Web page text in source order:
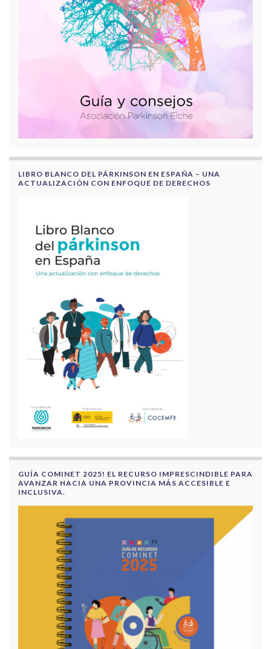
LIBRO BLANCO DEL PÁRKINSON EN ESPAÑA – UNA
ACTUALIZACIÓN CON ENFOQUE DE DERECHOS
GUÍA COMINET 2025! EL RECURSO IMPRESCINDIBLE PARA
AVANZAR HACIA UNA PROVINCIA MÁS ACCESIBLE E
INCLUSIVA.